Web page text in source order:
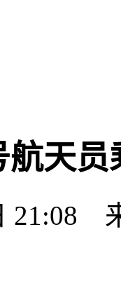
天
21:08